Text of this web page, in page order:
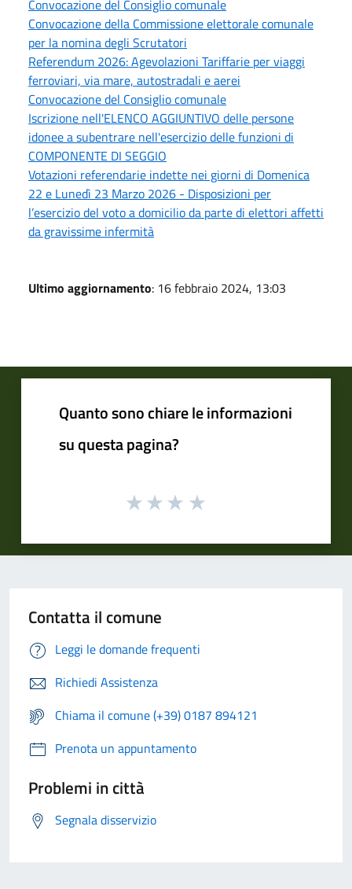
Convocazione del Consiglio comunale
Convocazione della Commissione elettorale comunale
per la nomina degli Scrutatori
Referendum 2026: Agevolazioni Tariffarie per viaggi
ferroviari, via mare, autostradali e aerei
Convocazione del Consiglio comunale
Iscrizione nell'ELENCO AGGIUNTIVO delle persone
idonee a subentrare nell'esercizio delle funzioni di
COMPONENTE DI SEGGIO
Votazioni referendarie indette nei giorni di Domenica
22 e Lunedì 23 Marzo 2026 - Disposizioni per
l’esercizio del voto a domicilio da parte di elettori affetti
da gravissime infermità
Ultimo aggiornamento: 16 febbraio 2024, 13:03
Quanto sono chiare le informazioni
su questa pagina?
Contatta il comune
Leggi le domande frequenti
Richiedi Assistenza
Chiama il comune (+39) 0187 894121
Prenota un appuntamento
Problemi in città
Segnala disservizio